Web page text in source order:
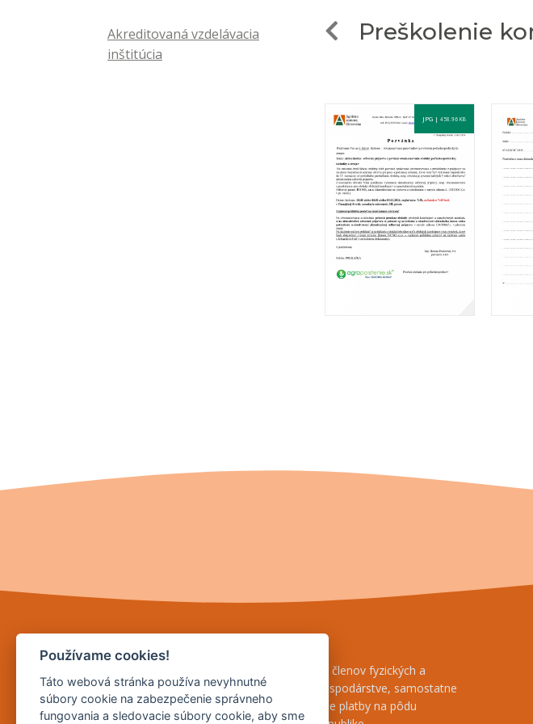
Akreditovaná vzdelávacia
inštitúcia
Preškolenie
JPG |458.96 KB
AKS je založená na ochranu záujmov svojich členov fyzických a
právnických osôb, ktoré podnikajú v poľnohospodárstve, samostatne
hospodáriacich roľníkov a žiadateľov o priame platby na pôdu
Používame cookies!
Táto webová stránka používa nevyhnutné
súbory cookie na zabezpečenie správneho
fungovania a sledovacie súbory cookie, aby sme